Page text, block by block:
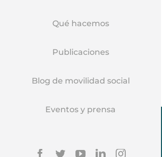
Qué hacemos
Publicaciones
Blog de movilidad social
Eventos y prensa
Facebook
TwitterYouTubeLinkedinInstagram